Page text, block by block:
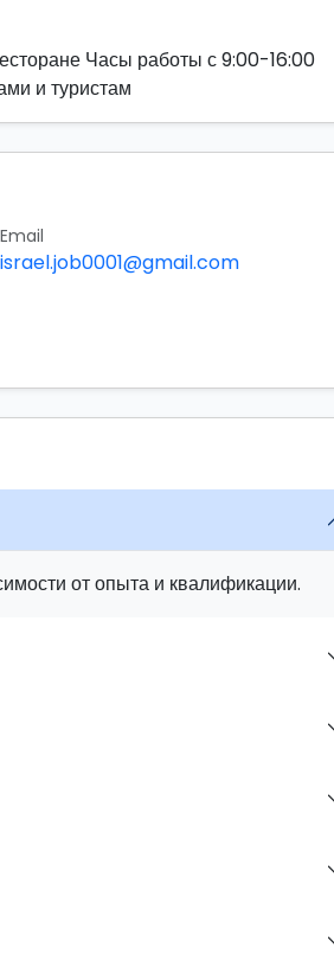
Часы работы с 9:00-16:00
и туристам
Email
israel.job0001@gmail.com
от опыта и квалификации.